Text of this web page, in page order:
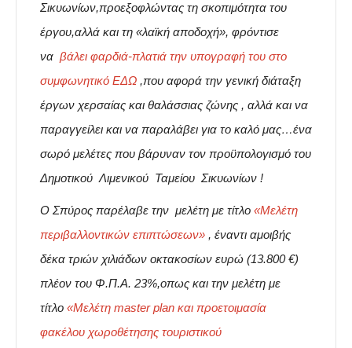
Σικυωνίων,προεξοφλώντας τη σκοπιμότητα του
έργου,αλλά και τη «λαϊκή αποδοχή», φρόντισε
να βάλει φαρδιά-πλατιά την υπογραφή του στο
συμφωνητικό ΕΔΩ ,που αφορά την γενική διάταξη
έργων χερσαίας και θαλάσσιας ζώνης , αλλά και να
παραγγείλει και να παραλάβει για το καλό μας…ένα
σωρό μελέτες που βάρυναν τον προϋπολογισμό του
Δημοτικού Λιμενικού Ταμείου Σικυωνίων !
Ο Σπύρος παρέλαβε την μελέτη με τίτλο «Μελέτη
περιβαλλοντικών επιπτώσεων» , έναντι αμοιβής
δέκα τριών χιλιάδων οκτακοσίων ευρώ (13.800 €)
πλέον του Φ.Π.Α. 23%,οπως και την μελέτη με
τίτλο «Μελέτη master plan και προετοιμασία
φακέλου χωροθέτησης τουριστικού